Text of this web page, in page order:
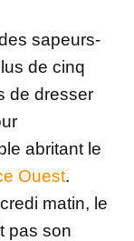
sapeurs-
de cinq
de dresser
abritant le
Ouest.
matin, le
pas son